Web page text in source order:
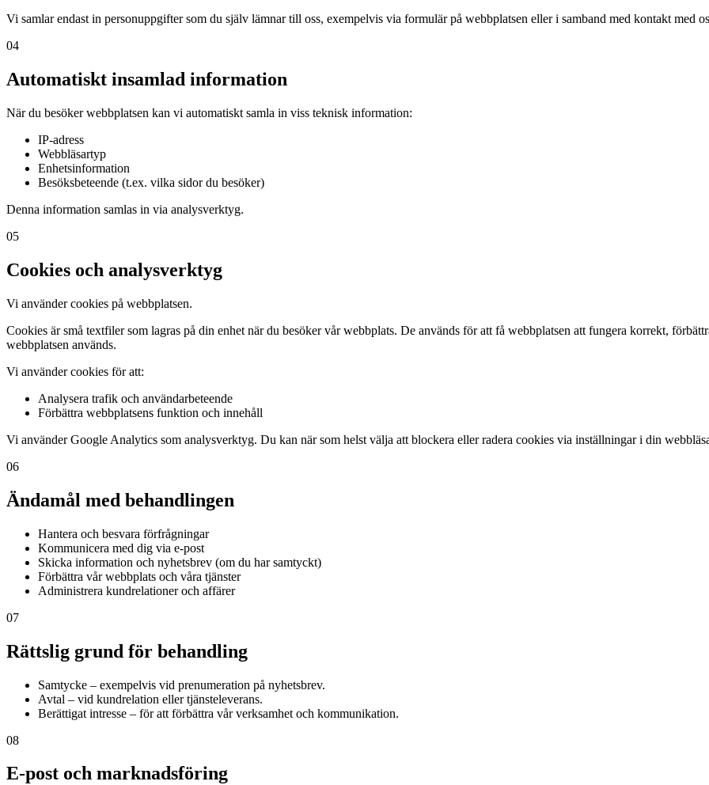
Vi samlar endast in personuppgifter som du själv lämnar till oss, exempelvis via formulär på webbplatsen eller i samband med kontakt med
04
Automatiskt insamlad information
När du besöker webbplatsen kan vi automatiskt samla in viss teknisk information:
IP-adress
Webbläsartyp
Enhetsinformation
Besöksbeteende (t.ex. vilka sidor du besöker)
Denna information samlas in via analysverktyg.
05
Cookies och analysverktyg
Vi använder cookies på webbplatsen.
Cookies är små textfiler som lagras på din enhet när du besöker vår webbplats. De används för att få webbplatsen att fungera korrekt,
webbplatsen används.
Vi använder cookies för att:
Analysera trafik och användarbeteende
Förbättra webbplatsens funktion och innehåll
Vi använder Google Analytics som analysverktyg. Du kan när som helst välja att blockera eller radera cookies via inställningar i din
06
Ändamål med behandlingen
Hantera och besvara förfrågningar
Kommunicera med dig via e-post
Skicka information och nyhetsbrev (om du har samtyckt)
Förbättra vår webbplats och våra tjänster
Administrera kundrelationer och affärer
07
Rättslig grund för behandling
Samtycke – exempelvis vid prenumeration på nyhetsbrev.
Avtal – vid kundrelation eller tjänsteleverans.
Berättigat intresse – för att förbättra vår verksamhet och kommunikation.
08
E-post och marknadsföring